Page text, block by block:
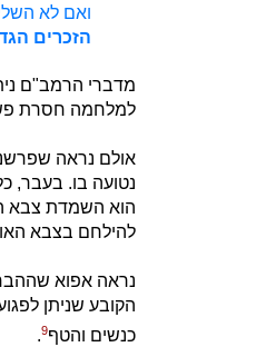
ואם לא
הזכרים
מדברי הרמב"ם
למלחמה חסרת
אולם נראה
נטועה בו. בעבר,
הוא השמדת צבא
להילחם בצבא
נראה אפוא
הקובע שניתן
כנשים והטף9
.